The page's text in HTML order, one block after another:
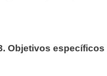
Objetivos específicos